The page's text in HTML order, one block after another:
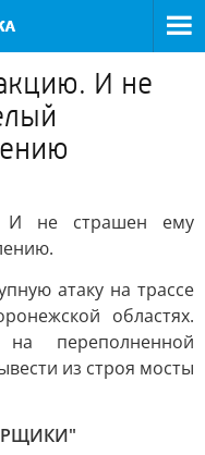
И не
И не страшен ему
атаку на трассе
областях.
переполненной
из строя мосты